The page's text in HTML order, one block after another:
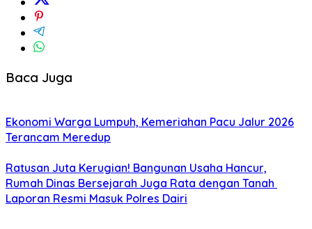
Baca Juga
Ekonomi Warga Lumpuh, Kemeriahan Pacu Jalur 2026
Terancam Meredup
Ratusan Juta Kerugian! Bangunan Usaha Hancur,
Rumah Dinas Bersejarah Juga Rata dengan Tanah
Laporan Resmi Masuk Polres Dairi